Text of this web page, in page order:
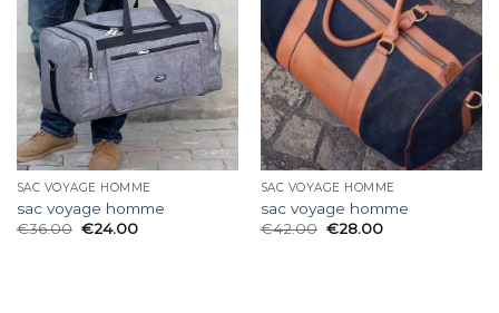
SAC VOYAGE HOMME
sac voyage homme
€36.00 €24.00
SAC VOYAGE HOMME
sac voyage homme
€42.00 €28.00